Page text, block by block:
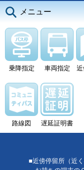
メニュー
乗降指定 車両指定
路線図 遅延証明書
■近傍停留所（近